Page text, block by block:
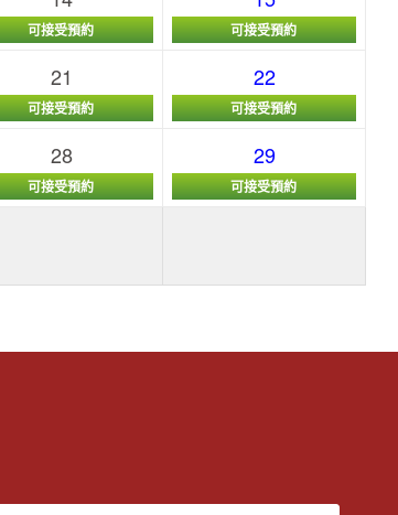
可接受預約 可接受預約
21
可接受預約
22
可接受預約
28
可接受預約
29
可接受預約